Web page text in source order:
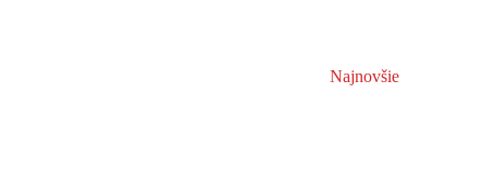
Najnovšie